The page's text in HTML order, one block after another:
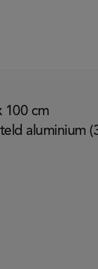
100 cm
aluminium